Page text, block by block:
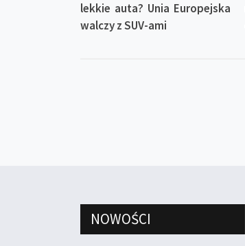
lekkie auta? Unia Europejska
walczy z SUV-ami
NOWOŚCI